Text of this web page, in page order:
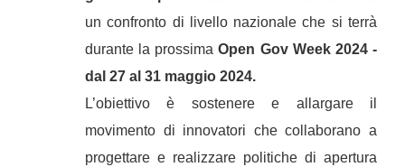
un confronto di livello nazionale che si terrà
durante la prossimaOpen Gov Week 2024 -
dal 27 al 31 maggio 2024.
L’obiettivo è sostenere e allargare il
movimento di innovatori che collaborano a
progettare e realizzare politiche di apertura